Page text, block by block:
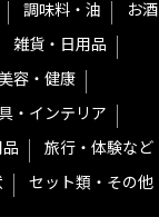
調味料・油
お酒
雑貨・日用品
容・健康
・インテリア
旅行・体験など
セット類・その他